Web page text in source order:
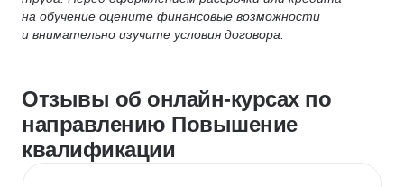
на обучение оцените финансовые возможности
и внимательно изучите условия договора.
Отзывы об онлайн-курсах по
направлению Повышение
квалификации